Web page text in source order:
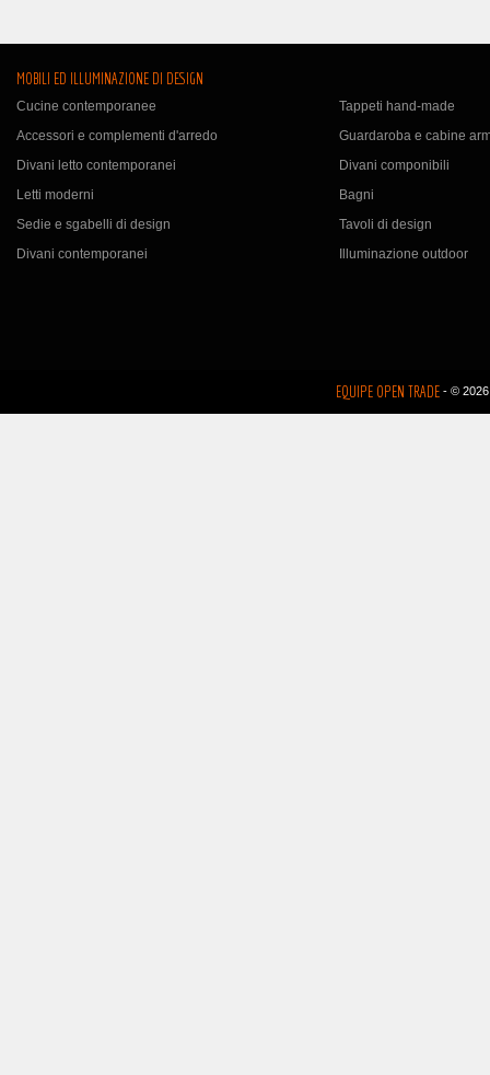
MOBILI ED ILLUMINAZIONE DI DESIGN
Cucine contemporanee
Accessori e complementi d'arredo
Divani letto contemporanei
Letti moderni
Sedie e sgabelli di design
Divani contemporanei
Tappeti hand-made
Guardaroba e cabine
Divani componibili
Bagni
Tavoli di design
Illuminazione outdoor
EQUIPE OPEN TRADE- ©